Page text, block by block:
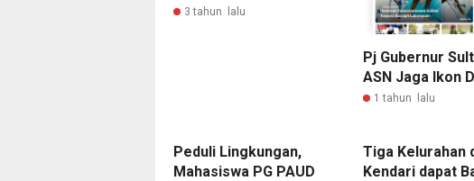
3 tahun lalu
Pj Gubernur
ASN Jaga Ikon
1 tahun lalu
Peduli Lingkungan,
Mahasiswa PG PAUD
Tiga Kelurahan
Kendari dapat